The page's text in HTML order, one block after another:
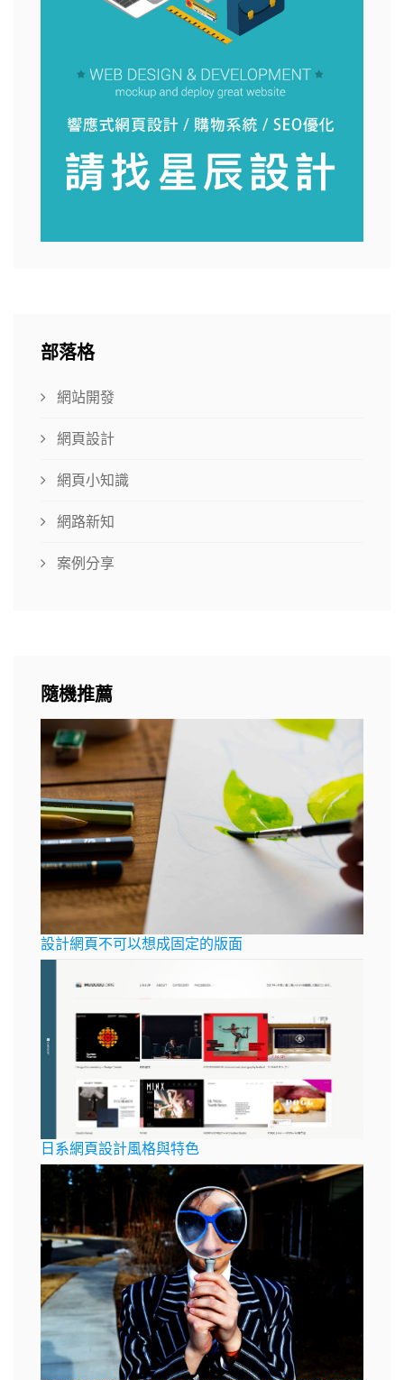
部落格
網站開發
網頁設計
網頁小知識
網路新知
案例分享
隨機推薦
設計網頁不可以想成固定的版面
日系網頁設計風格與特色